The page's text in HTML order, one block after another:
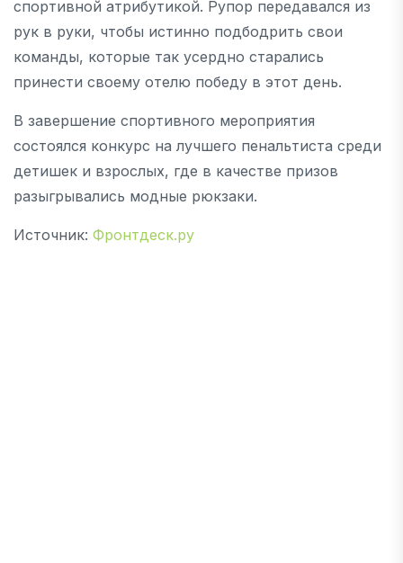
спортивной атрибутикой. Рупор передавался из
рук в руки, чтобы истинно подбодрить свои
команды, которые так усердно старались
принести своему отелю победу в этот день.
В завершение спортивного мероприятия
состоялся конкурс на лучшего пенальтиста среди
детишек и взрослых, где в качестве призов
разыгрывались модные рюкзаки.
Источник: Фронтдеск.ру